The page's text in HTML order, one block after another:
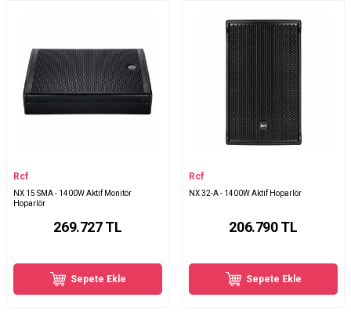
Rcf
NX 15 SMA - 1400W Aktif Monitör
Hoparlör
269.727TL
Sepete Ekle
Rcf
NX 32-A - 1400W Aktif Hoparlör
206.790TL
Sepete Ekle